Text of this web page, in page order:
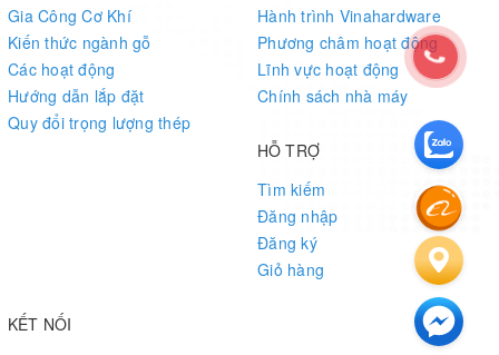
Gia Công Cơ Khí
Kiến thức ngành gỗ
Các hoạt động
Hướng dẫn lắp đặt
Quy đổi trọng lượng thép
Hành trình Vinahardware
Phương châm hoạt động
Lĩnh vực hoạt động
Chính sách nhà máy
HỖ TRỢ
Tìm kiếm
Đăng nhập
Đăng ký
Giỏ hàng
KẾT NỐI